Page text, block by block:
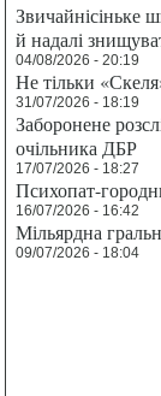
Звичайнісіньке
й надалі
04/08/2026 - 20:19
Не тільки
31/07/2026 - 18:19
Заборонене
очільника ДБР
17/07/2026 - 18:27
Психопат-
16/07/2026 - 16:42
Мільярдна
09/07/2026 - 18:04